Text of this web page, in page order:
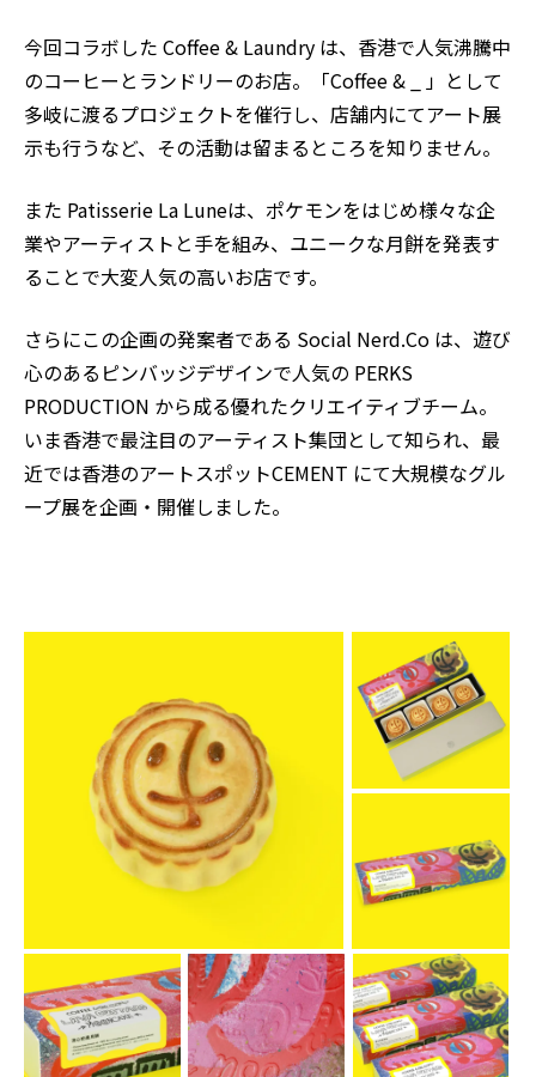
今回コラボした Coffee & Laundry は、香港で人気沸騰中
のコーヒーとランドリーのお店。「Coffee & _ 」として
多岐に渡るプロジェクトを催行し、店舗内にてアート展
示も行うなど、その活動は留まるところを知りません。
また Patisserie La Luneは、ポケモンをはじめ様々な企
業やアーティストと手を組み、ユニークな月餅を発表す
ることで大変人気の高いお店です。
さらにこの企画の発案者である Social Nerd.Co は、遊び
心のあるピンバッジデザインで人気の PERKS
PRODUCTION から成る優れたクリエイティブチーム。
いま香港で最注目のアーティスト集団として知られ、最
近では香港のアートスポットCEMENT にて大規模なグル
ープ展を企画・開催しました。